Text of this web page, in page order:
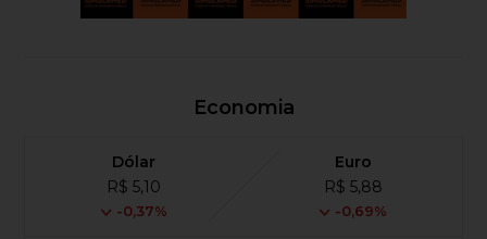
Economia
Dólar
R$ 5,10
-0,37%
Euro
R$ 5,88
-0,69%